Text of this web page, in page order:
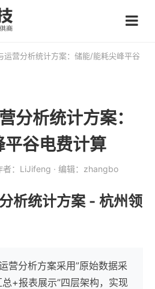
运营分析统计方案：储能/能耗尖峰平谷
分析统计方案：
谷电费计算
者：LiJifeng · 编辑：zhangbo
析统计方案 - 杭州领
营分析方案采用”原始数据采
+报表展示”四层架构，实现